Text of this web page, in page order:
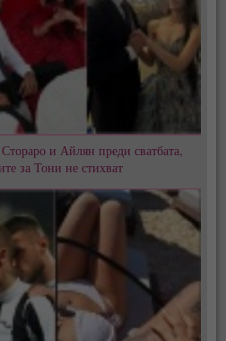
и Айлян преди сватбата,
за Тони не стихват